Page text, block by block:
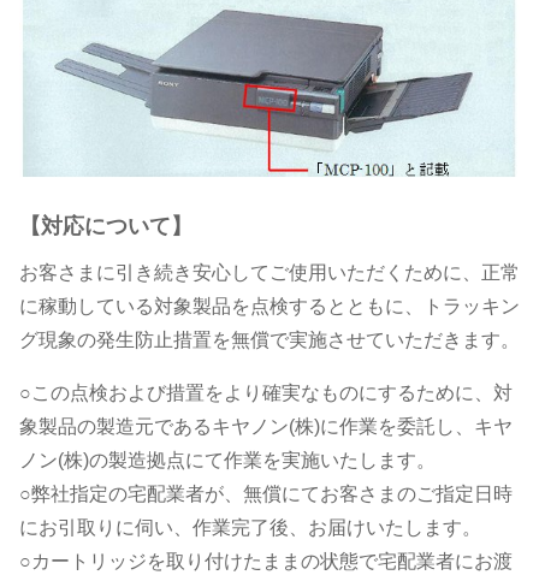
と
お
び
【対応について】
お客さまに引き続き安心してご使用いただくために、正常
に稼動している対象製品を点検するとともに、トラッキン
グ現象の発生防止措置を無償で実施させていただきます。
○この点検および措置をより確実なものにするために、対
象製品の製造元であるキヤノン(株)に作業を委託し、キヤ
ノン(株)の製造拠点にて作業を実施いたします。
○弊社指定の宅配業者が、無償にてお客さまのご指定日時
にお引取りに伺い、作業完了後、お届けいたします。
○カートリッジを取り付けたままの状態で宅配業者にお渡